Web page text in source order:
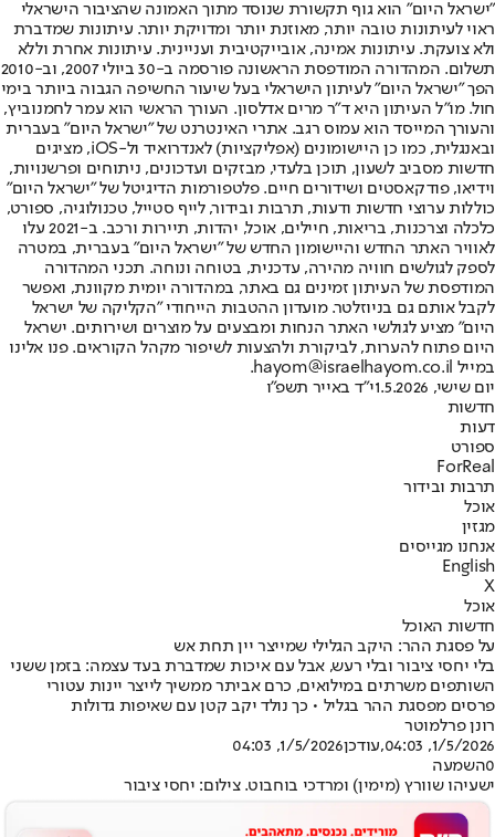
"ישראל היום" הוא גוף תקשורת שנוסד מתוך האמונה שהציבור הישראלי
ראוי לעיתונות טובה יותר, מאוזנת יותר ומדויקת יותר. עיתונות שמדברת
ולא צועקת. עיתונות אמינה, אובייקטיבית ועניינית. עיתונות אחרת וללא
תשלום. המהדורה המודפסת הראשונה פורסמה ב-30 ביולי 2007, וב-2010
הפך "ישראל היום" לעיתון הישראלי בעל שיעור החשיפה הגבוה ביותר בימי
חול. מו"ל העיתון היא ד"ר מרים אדלסון. העורך הראשי הוא עמר לחמנוביץ,
והעורך המייסד הוא עמוס רגב. אתרי האינטרנט של "ישראל היום" בעברית
ובאנגלית, כמו כן היישומונים (אפליקציות) לאנדרואיד ול-iOS, מציגים
חדשות מסביב לשעון, תוכן בלעדי, מבזקים ועדכונים, ניתוחים ופרשנויות,
וידיאו, פודקאסטים ושידורים חיים. פלטפורמות הדיגיטל של "ישראל היום"
כוללות ערוצי חדשות ודעות, תרבות ובידור, לייף סטייל, טכנולוגיה, ספורט,
כלכלה וצרכנות, בריאות, חיילים, אוכל, יהדות, תיירות ורכב. ב-2021 עלו
לאוויר האתר החדש והיישומון החדש של "ישראל היום" בעברית, במטרה
לספק לגולשים חוויה מהירה, עדכנית, בטוחה ונוחה. תכני המהדורה
המודפסת של העיתון זמינים גם באתר, במהדורה יומית מקוונת, ואפשר
לקבל אותם גם בניוזלטר. מועדון ההטבות הייחודי "הקליקה של ישראל
היום" מציע לגולשי האתר הנחות ומבצעים על מוצרים ושירותים. ישראל
היום פתוח להערות, לביקורת ולהצעות לשיפור מקהל הקוראים. פנו אלינו
במייל hayom@israelhayom.co.il.
יום שישי, 1.5.2026
י"ד באייר תשפ"ו
חדשות
דעות
ספורט
ForReal
תרבות ובידור
אוכל
מגזין
אנחנו מגייסים
English
X
אוכל
חדשות האוכל
על פסגת ההר: היקב הגלילי שמייצר יין תחת אש
בלי יחסי ציבור ובלי רעש, אבל עם איכות שמדברת בעד עצמה: בזמן ששני
השותפים משרתים במילואים, כרם אביתר ממשיך לייצר יינות עטורי
פרסים מפסגת ההר בגליל • כך נולד יקב קטן עם שאיפות גדולות
רונן פרלמוטר
1/5/2026, 04:03
,עודכן1/5/2026, 04:03
0השמעה
ישעיהו שוורץ (מימין) ומרדכי בוחבוט. צילום: יחסי ציבור